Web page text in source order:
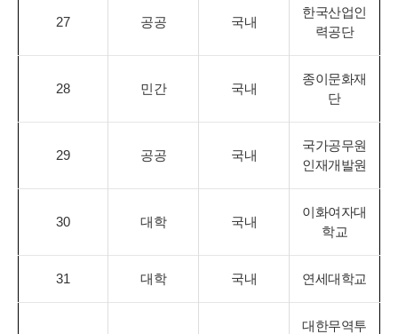
27 공공 국내
한국산업인
력공단
28 민간 국내
종이문화재
단
29 공공 국내
국가공무원
인재개발원
30 대학 국내
이화여자대
학교
31 대학 국내 연세대학교
대한무역투